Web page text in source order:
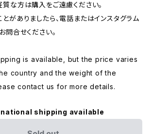
質な方は購入をご遠慮ください。
とがありましたら、電話またはインスタグラム
問合せください。
is available, but the price varies
country and the weight of the
contact us for more details.
shipping available